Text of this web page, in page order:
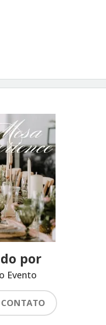
por
Evento
CONTATO